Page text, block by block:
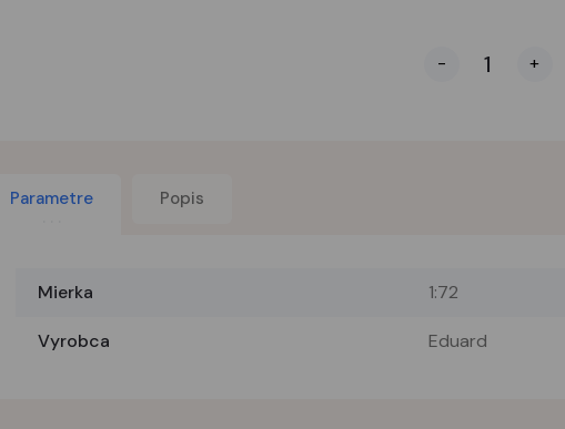
- +
Parametre Popis
Mierka 1:72
Vyrobca Eduard